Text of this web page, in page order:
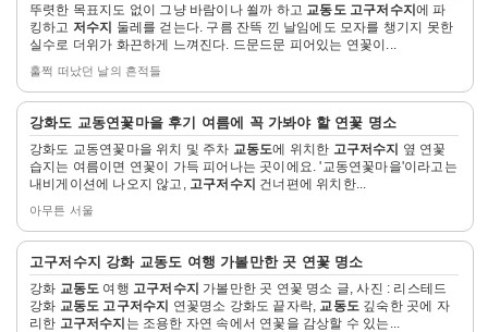
뚜렷한 목표지도 없이 그냥 바람이나 쐴까 하고 교동도 고구저수지에 파
킹하고 저수지 둘레를 걷는다. 구름 잔뜩 낀 날임에도 모자를 챙기지 못한
실수로 더위가 화끈하게 느껴진다. 드문드문 피어있는 연꽃이...
훌쩍 떠났던 날의 흔적들
강화도 교동연꽃마을 후기 여름에 꼭 가봐야 할 연꽃 명소
강화도 교동연꽃마을 위치 및 주차 교동도에 위치한 고구저수지 옆 연꽃
습지는 여름이면 연꽃이 가득 피어나는 곳이에요. '교동연꽃마을'이라고는
내비게이션에 나오지 않고,
고구저수지 건너편에 위치한...
아무튼 서울
자
기
고구저수지 강화 교동도 여행 가볼만한 곳 연꽃 명소
강화 교동도 여행 고구저수지 가볼만한 곳 연꽃 명소 글, 사진 : 리스테드
강화 교동도 고구저수지 연꽃명소 강화도 끝자락, 교동도 깊숙한 곳에 자
리한 고구저수지 는 조용한 자연 속에서 연꽃을 감상할 수 있는...
자